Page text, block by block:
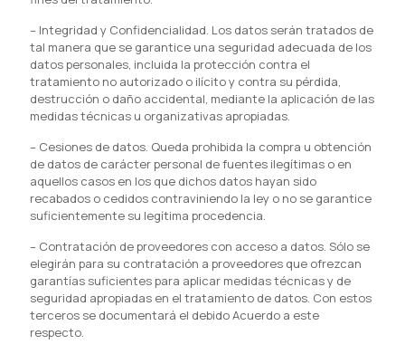
– Integridad y Confidencialidad. Los datos serán tratados de
tal manera que se garantice una seguridad adecuada de los
datos personales, incluida la protección contra el
tratamiento no autorizado o ilícito y contra su pérdida,
destrucción o daño accidental, mediante la aplicación de las
medidas técnicas u organizativas apropiadas.
– Cesiones de datos. Queda prohibida la compra u obtención
de datos de carácter personal de fuentes ilegítimas o en
aquellos casos en los que dichos datos hayan sido
recabados o cedidos contraviniendo la ley o no se garantice
suficientemente su legítima procedencia.
– Contratación de proveedores con acceso a datos. Sólo se
elegirán para su contratación a proveedores que ofrezcan
garantías suficientes para aplicar medidas técnicas y de
seguridad apropiadas en el tratamiento de datos. Con estos
terceros se documentará el debido Acuerdo a este
respecto.